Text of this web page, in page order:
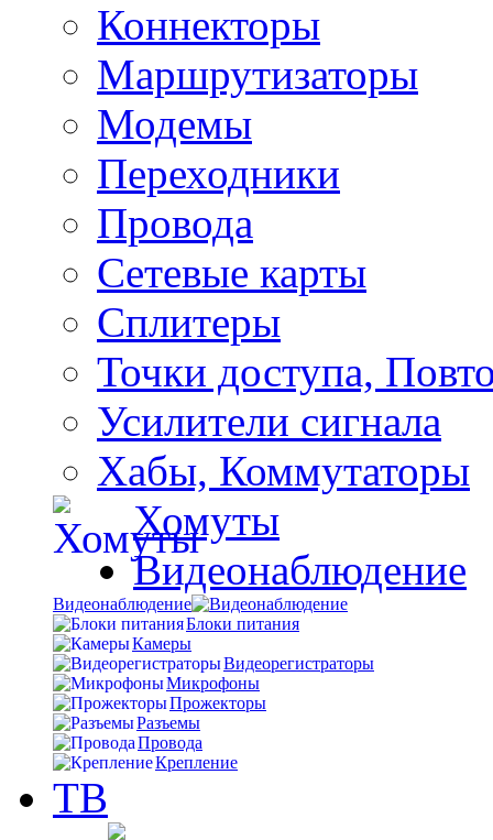
Коннекторы
Маршрутизаторы
Модемы
Переходники
Провода
Сетевые карты
Сплитеры
Точки доступа,
Усилители сигнала
Хабы, Коммутаторы
Хомуты
Видеонаблюдение
Видеонаблюдение
Блоки питания
Камеры
Видеорегистраторы
Микрофоны
Прожекторы
Разъемы
Провода
Крепление
ТВ